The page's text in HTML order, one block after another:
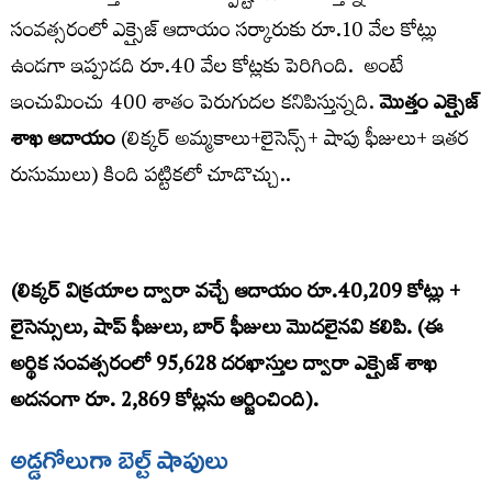
సంవ‌త్స‌రంలో ఎక్సైజ్ ఆదాయం స‌ర్కారుకు రూ.10 వేల కోట్లు
ఉండ‌గా ఇప్పుడ‌ది రూ.40 వేల కోట్ల‌కు పెరిగింది. అంటే
ఇంచుమించు 400 శాతం పెరుగుదల కనిపిస్తున్నది.మొత్తం ఎక్సైజ్
శాఖ ఆదాయం(లిక్కర్‌ అమ్మకాలు+లైసెన్స్‌+ షాపు ఫీజులు+ ఇతర
రుసుములు) కింది పట్టికలో చూడొచ్చు..
(లిక్కర్ విక్రయాల ద్వారా వ‌చ్చే ఆదాయం రూ.40,209 కోట్లు +
లైసెన్సులు, షాప్ ఫీజులు, బార్ ఫీజులు మొదలైనవి క‌లిపి. (ఈ
అర్థిక సంవ‌త్సరంలో 95,628 దరఖాస్తుల ద్వారా ఎక్సైజ్ శాఖ
అదనంగా రూ. 2,869 కోట్లను ఆర్జించింది).
అడ్డగోలుగా బెల్ట్‌ షాపులు